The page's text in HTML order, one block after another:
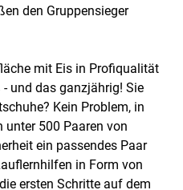
den Gruppensieger
mit Eis in Profiqualität
und das ganzjährig! Sie
Kein Problem, in
unter 500 Paaren von
ein passendes Paar
in Form von
ersten Schritte auf dem